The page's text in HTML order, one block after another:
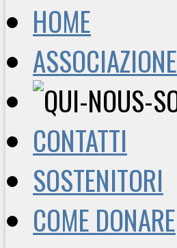
HOME
ASSOCIAZIONE
CONTATTI
SOSTENITORI
COME DONARE